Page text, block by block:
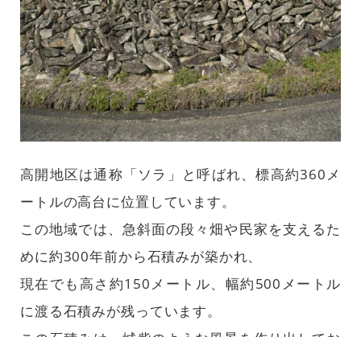
高開地区は通称「ソラ」と呼ばれ、標高約360メ
ートルの高台に位置しています。
この地域では、急斜面の段々畑や民家を支えるた
めに約300年前から石積みが築かれ、
現在でも高さ約150メートル、幅約500メートル
に渡る石積みが残っています。